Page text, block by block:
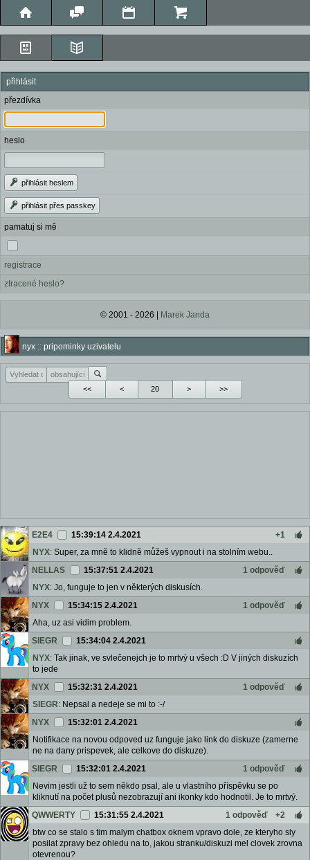
přihlásit
přezdívka
heslo
přihlásit heslem
přihlásit přes passkey
pamatuj si mě
registrace
ztracené heslo?
© 2001 - 2026 | Marek Janda
nyx :: pripominky uzivatelu
<< < > >>
E2E4 15:39:14 2.4.2021
+1
NYX: Super, za mně to klidně můžeš vypnout i na stolním webu..
NELLAS
15:37:51 2.4.2021
1 odpověď
NYX: Jo, funguje to jen v některých diskusích.
NYX
15:34:15 2.4.2021
1 odpověď
Aha, uz asi vidim problem.
SIEGR
15:34:04 2.4.2021
NYX: Tak jinak, ve svlečenejch je to mrtvý u všech :D V jiných diskuzích
to jede
NYX
15:32:31 2.4.2021
1 odpověď
SIEGR: Nepsal a nedeje se mi to :-/
NYX
15:32:01 2.4.2021
Notifikace na novou odpoved uz funguje jako link do diskuze (zamerne
ne na dany prispevek, ale celkove do diskuze).
SIEGR
15:32:01 2.4.2021
1 odpověď
Nevim jestli už to sem někdo psal, ale u vlastního příspěvku se po
kliknutí na počet plusů nezobrazují ani ikonky kdo hodnotil. Je to mrtvý.
QWWERTY
15:31:55 2.4.2021 1 odpověď
+2
btw co se stalo s tim malym chatbox oknem vpravo dole, ze kteryho sly
posilat zpravy bez ohledu na to, jakou stranku/diskuzi mel clovek zrovna
otevrenou?